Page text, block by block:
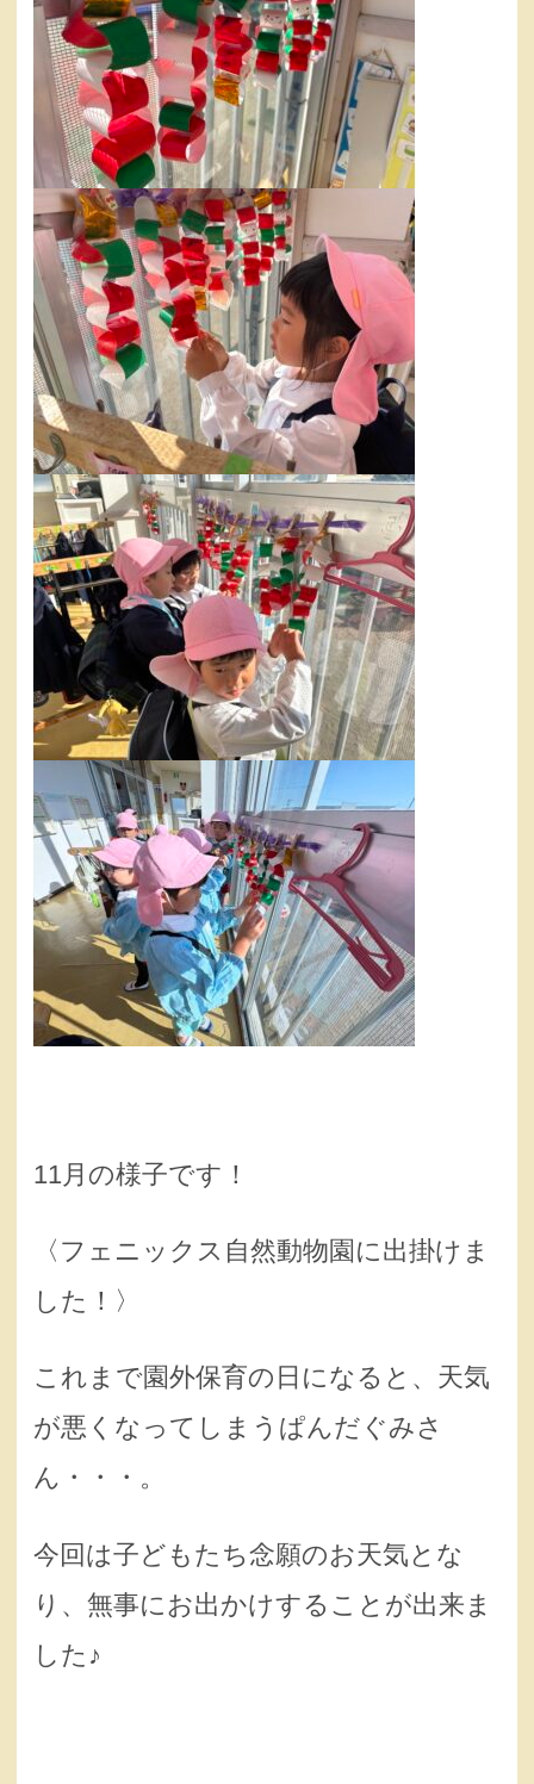
11月の様子です！
〈フェニックス自然動物園に出掛けま
した！〉
これまで園外保育の日になると、天気
が悪くなってしまうぱんだぐみさ
ん・・・。
今回は子どもたち念願のお天気とな
り、無事にお出かけすることが出来ま
した♪